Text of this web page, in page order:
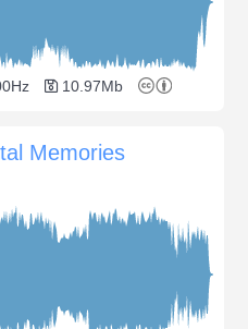
10.97Mb
Memories